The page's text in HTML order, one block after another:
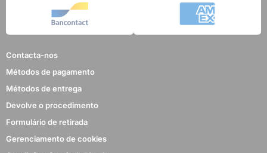
Contacta-nos
Métodos de pagamento
Métodos de entrega
Devolve o procedimento
Formulário de retirada
Gerenciamento de cookies